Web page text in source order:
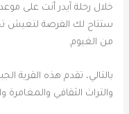
خلال رحلة آيدر أنت على
ستتاح لك الفرصة لتعيش
من الغيوم.
بالتالي، تقدم هذه القرية
والتراث الثقافي والمغامرة